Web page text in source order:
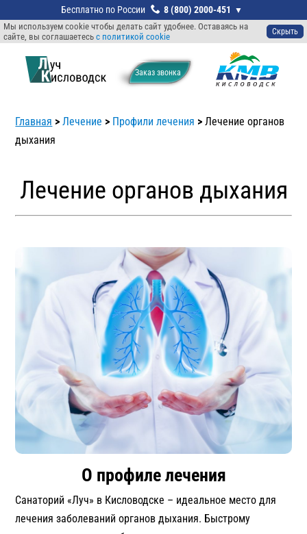
Мы используем cookie чтобы делать сайт удобнее. Оставаясь на
сайте, вы соглашаетесь с политикой cookie Скрыть
Заказ звонкa
8 (800) 2000-451
Главная >Лечение > Профили лечения >Лечение органов
дыхания
Лечение органов дыхания
О профиле лечения
Санаторий «Луч» в Кисловодске – идеальное место для
лечения заболеваний органов дыхания. Быстрому